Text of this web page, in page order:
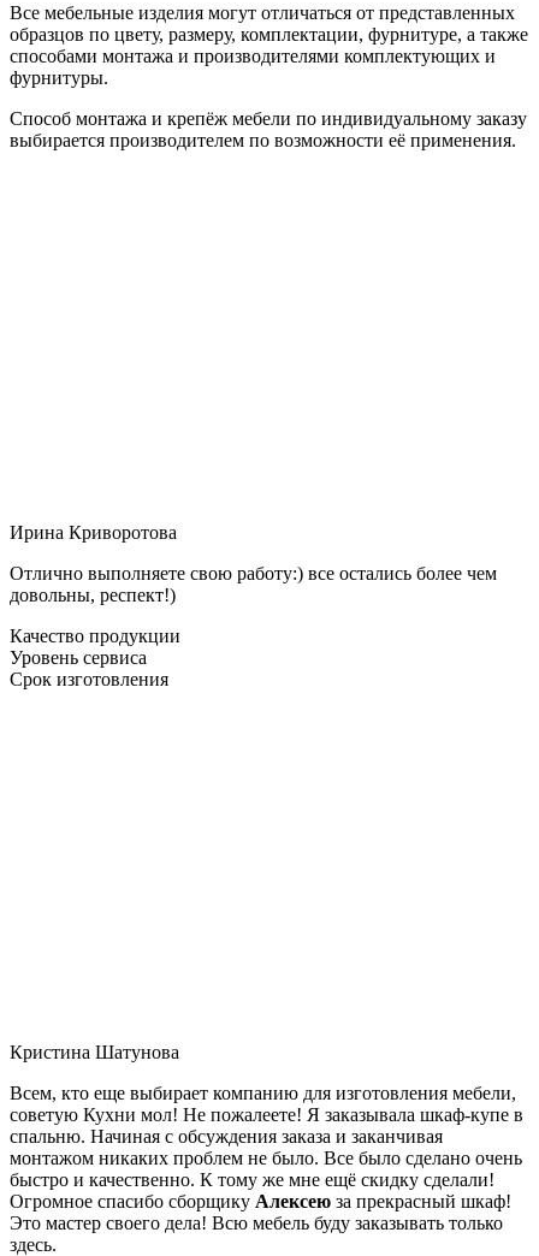
Все мебельные изделия могут отличаться от представленных
образцов по цвету, размеру, комплектации, фурнитуре, а также
способами монтажа и производителями комплектующих и
фурнитуры.
Способ монтажа и крепёж мебели по индивидуальному заказу
выбирается производителем по возможности её применения.
Ирина Криворотова
Отлично выполняете свою работу:) все остались более чем
довольны, респект!)
Качество продукции
Уровень сервиса
Срок изготовления
Кристина Шатунова
Всем, кто еще выбирает компанию для изготовления мебели,
советую Кухни мол! Не пожалеете! Я заказывала шкаф-купе в
спальню. Начиная с обсуждения заказа и заканчивая
монтажом никаких проблем не было. Все было сделано очень
быстро и качественно. К тому же мне ещё скидку сделали!
Огромное спасибо сборщику Алексею за прекрасный шкаф!
Это мастер своего дела! Всю мебель буду заказывать только
здесь.